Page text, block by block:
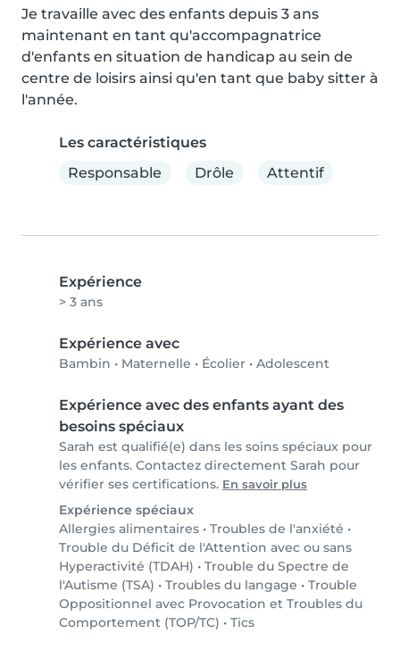
Je travaille avec des enfants depuis 3 ans
maintenant en tant qu'accompagnatrice
d'enfants en situation de handicap au sein de
centre de loisirs ainsi qu'en tant que baby sitter à
l'année.
Les caractéristiques
Responsable
Drôle Attentif
Expérience
> 3 ans
Expérience avec
Bambin • Maternelle • Écolier • Adolescent
Expérience avec des enfants ayant des
besoins spéciaux
Sarah est qualifié(e) dans les soins spéciaux pour
les enfants. Contactez directement Sarah pour
vérifier ses certifications. En savoir plus
Expérience spéciaux
Allergies alimentaires • Troubles de l'anxiété •
Trouble du Déficit de l'Attention avec ou sans
Hyperactivité (TDAH) • Trouble du Spectre de
l'Autisme (TSA) • Troubles du langage • Trouble
Oppositionnel avec Provocation et Troubles du
Comportement (TOP/TC) • Tics